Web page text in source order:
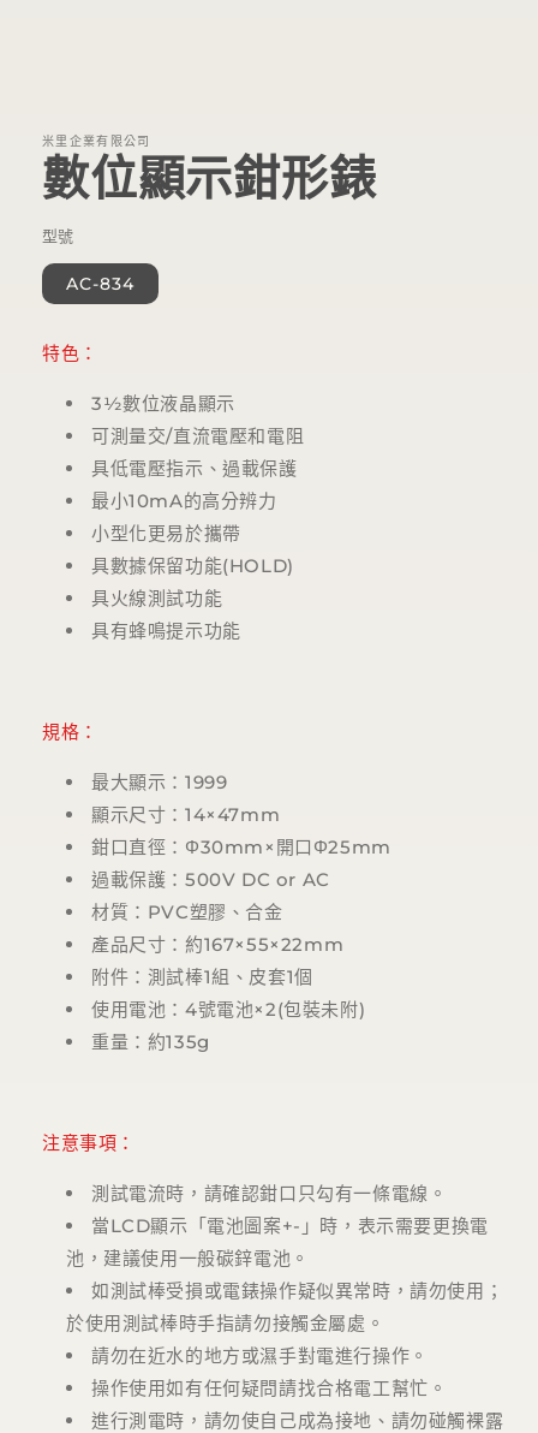
窗
中
開
多
媒
檔
1
米里企業有限公司
數位顯示鉗形錶
型號
AC-834
特色：
3½數位液晶顯示
可測量交/直流電壓和電阻
具低電壓指示、過載保護
最小10mA的高分辨力
小型化更易於攜帶
具數據保留功能(HOLD)
具火線測試功能
具有蜂鳴提示功能
規格：
最大顯示：1999
顯示尺寸：14×47mm
鉗口直徑：Φ30mm×開口Φ25mm
過載保護：500V DC or AC
材質：PVC塑膠、合金
產品尺寸：約167×55×22mm
附件：測試棒1組、皮套1個
使用電池：4號電池×2(包裝未附)
重量：約135g
注意事項：
測試電流時，請確認鉗口只勾有一條電線。
當LCD顯示「電池圖案+-」時，表示需要更換電
池，建議使用一般碳鋅電池。
如測試棒受損或電錶操作疑似異常時，請勿使用；
於使用測試棒時手指請勿接觸金屬處。
請勿在近水的地方或濕手對電進行操作。
操作使用如有任何疑問請找合格電工幫忙。
進行測電時，請勿使自己成為接地、請勿碰觸裸露